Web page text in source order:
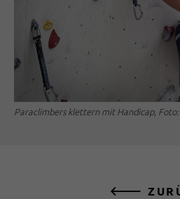
Paraclimbers klettern mit Handicap,